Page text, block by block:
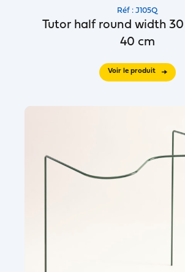
Réf : J105Q
Tutor half round width
40 cm
Voir le produit